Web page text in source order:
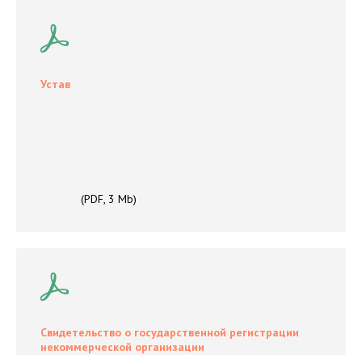
Устав
(PDF, 3 Mb)
Свидетельство о государственной регистрации
некоммерческой организации